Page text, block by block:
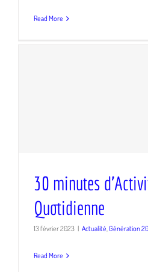
Read More
30 minutes
Quotidienne
13 février 2023 | Actualité,Génération
Read More